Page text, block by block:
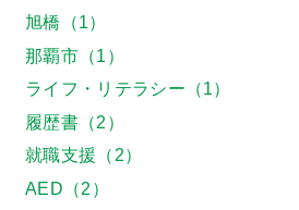
旭橋（1）
那覇市（1）
ライフ・リテラシー（1）
履歴書（2）
就職支援（2）
AED（2）